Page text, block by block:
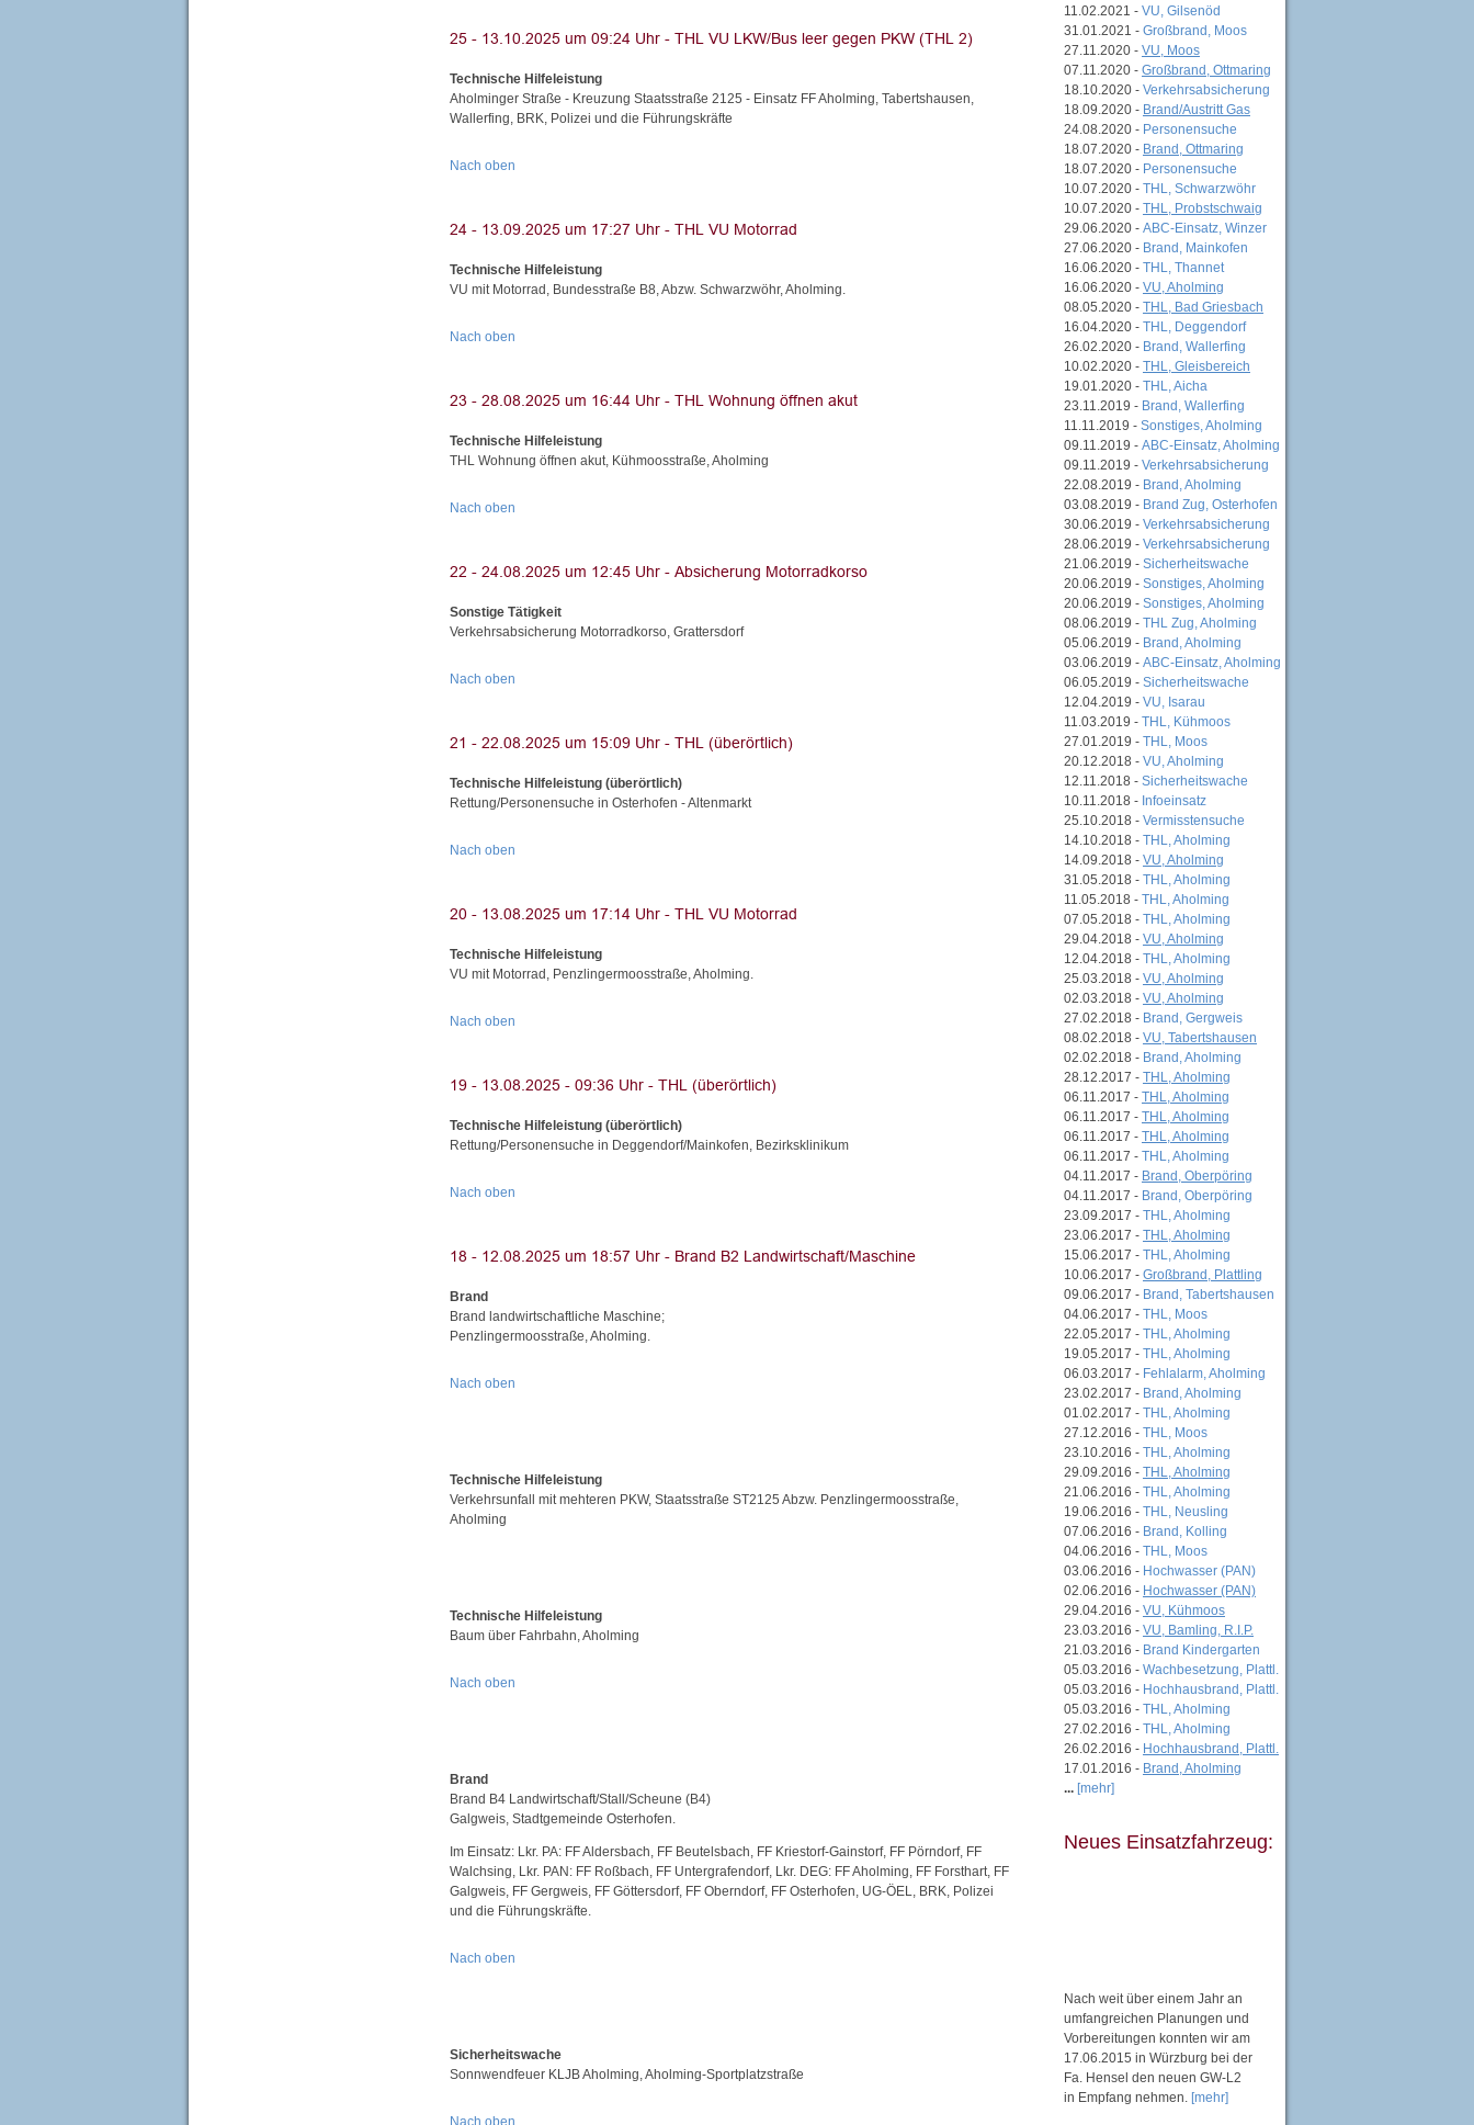
Technische Hilfeleistung
Aholminger Straße - Kreuzung Staatsstraße 2125 - Einsatz FF Aholming, Tabertshausen,
Wallerfing, BRK, Polizei und die Führungskräfte
Nach oben
Technische Hilfeleistung
VU mit Motorrad, Bundesstraße B8, Abzw. Schwarzwöhr, Aholming.
Nach oben
Technische Hilfeleistung
THL Wohnung öffnen akut, Kühmoosstraße, Aholming
Nach oben
Sonstige Tätigkeit
Verkehrsabsicherung Motorradkorso, Grattersdorf
Nach oben
Technische Hilfeleistung (überörtlich)
Rettung/Personensuche in Osterhofen - Altenmarkt
Nach oben
Technische Hilfeleistung
VU mit Motorrad, Penzlingermoosstraße, Aholming.
Nach oben
Technische Hilfeleistung (überörtlich)
Rettung/Personensuche in Deggendorf/Mainkofen, Bezirksklinikum
Nach oben
Brand
Brand landwirtschaftliche Maschine;
Penzlingermoosstraße, Aholming.
Nach oben
Technische Hilfeleistung
Verkehrsunfall mit mehteren PKW, Staatsstraße ST2125 Abzw. Penzlingermoosstraße,
Aholming
Technische Hilfeleistung
Baum über Fahrbahn, Aholming
Nach oben
Brand
Brand B4 Landwirtschaft/Stall/Scheune (B4)
Galgweis, Stadtgemeinde Osterhofen.
Im Einsatz: Lkr. PA: FF Aldersbach, FF Beutelsbach, FF Kriestorf-Gainstorf, FF Pörndorf, FF
Walchsing, Lkr. PAN: FF Roßbach, FF Untergrafendorf, Lkr. DEG: FF Aholming, FF Forsthart, FF
Galgweis, FF Gergweis, FF Göttersdorf, FF Oberndorf, FF Osterhofen, UG-ÖEL, BRK, Polizei
und die Führungskräfte.
Nach oben
Sicherheitswache
Sonnwendfeuer KLJB Aholming, Aholming-Sportplatzstraße
Nach oben
11.02.2021 - VU, Gilsenöd
31.01.2021 - Großbrand, Moos
27.11.2020 - VU, Moos
07.11.2020 - Großbrand, Ottmaring
18.10.2020 - Verkehrsabsicherung
18.09.2020 - Brand/Austritt Gas
24.08.2020 - Personensuche
18.07.2020 - Brand, Ottmaring
18.07.2020 - Personensuche
10.07.2020 - THL, Schwarzwöhr
10.07.2020 - THL, Probstschwaig
29.06.2020 - ABC-Einsatz, Winzer
27.06.2020 - Brand, Mainkofen
16.06.2020 - THL, Thannet
16.06.2020 - VU, Aholming
08.05.2020 - THL, Bad Griesbach
16.04.2020 - THL, Deggendorf
26.02.2020 - Brand, Wallerfing
10.02.2020 - THL, Gleisbereich
19.01.2020 - THL, Aicha
23.11.2019 - Brand, Wallerfing
11.11.2019 - Sonstiges, Aholming
09.11.2019 - ABC-Einsatz, Aholming
09.11.2019 - Verkehrsabsicherung
22.08.2019 - Brand, Aholming
03.08.2019 - Brand Zug, Osterhofen
30.06.2019 - Verkehrsabsicherung
28.06.2019 - Verkehrsabsicherung
21.06.2019 - Sicherheitswache
20.06.2019 - Sonstiges, Aholming
20.06.2019 - Sonstiges, Aholming
08.06.2019 - THL Zug, Aholming
05.06.2019 - Brand, Aholming
03.06.2019 - ABC-Einsatz, Aholming
06.05.2019 - Sicherheitswache
12.04.2019 - VU, Isarau
11.03.2019 - THL, Kühmoos
27.01.2019 - THL, Moos
20.12.2018 - VU, Aholming
12.11.2018 - Sicherheitswache
10.11.2018 - Infoeinsatz
25.10.2018 - Vermisstensuche
14.10.2018 - THL, Aholming
14.09.2018 - VU, Aholming
31.05.2018 - THL, Aholming
11.05.2018 - THL, Aholming
07.05.2018 - THL, Aholming
29.04.2018 - VU, Aholming
12.04.2018 - THL, Aholming
25.03.2018 - VU, Aholming
02.03.2018 - VU, Aholming
27.02.2018 - Brand, Gergweis
08.02.2018 - VU, Tabertshausen
02.02.2018 - Brand, Aholming
28.12.2017 - THL, Aholming
06.11.2017 - THL, Aholming
06.11.2017 - THL, Aholming
06.11.2017 - THL, Aholming
06.11.2017 - THL, Aholming
04.11.2017 - Brand, Oberpöring
04.11.2017 - Brand, Oberpöring
23.09.2017 - THL, Aholming
23.06.2017 - THL, Aholming
15.06.2017 - THL, Aholming
10.06.2017 - Großbrand, Plattling
09.06.2017 - Brand, Tabertshausen
04.06.2017 - THL, Moos
22.05.2017 - THL, Aholming
19.05.2017 - THL, Aholming
06.03.2017 - Fehlalarm, Aholming
23.02.2017 - Brand, Aholming
01.02.2017 - THL, Aholming
27.12.2016 - THL, Moos
23.10.2016 - THL, Aholming
29.09.2016 - THL, Aholming
21.06.2016 - THL, Aholming
19.06.2016 - THL, Neusling
07.06.2016 - Brand, Kolling
04.06.2016 - THL, Moos
03.06.2016 - Hochwasser (PAN)
02.06.2016 - Hochwasser (PAN)
29.04.2016 - VU, Kühmoos
23.03.2016 - VU, Bamling, R.I.P.
21.03.2016 - Brand Kindergarten
05.03.2016 - Wachbesetzung, Plattl.
05.03.2016 - Hochhausbrand, Plattl.
05.03.2016 - THL, Aholming
27.02.2016 - THL, Aholming
26.02.2016 - Hochhausbrand, Plattl.
17.01.2016 - Brand, Aholming
... [mehr]
Neues Einsatzfahrzeug:
Nach weit über einem Jahr an
umfangreichen Planungen und
Vorbereitungen konnten wir am
17.06.2015 in Würzburg bei der
Fa. Hensel den neuen GW-L2
in Empfang nehmen. [mehr]